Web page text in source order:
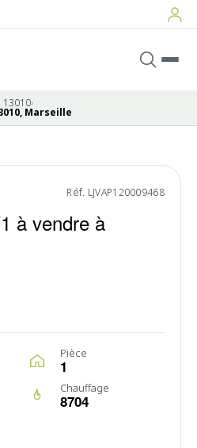
13010›
Marseille
Réf. LJVAP120009468
à vendre à
Pièce
1
Chauffage
8704